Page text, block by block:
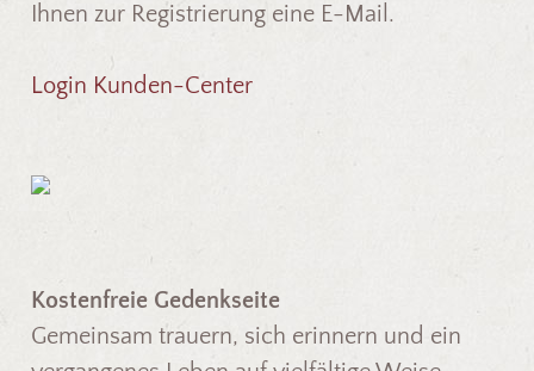
Ihnen zur Registrierung eine E-Mail.
Login Kunden-Center
Kostenfreie Gedenkseite
Gemeinsam trauern, sich erinnern und ein